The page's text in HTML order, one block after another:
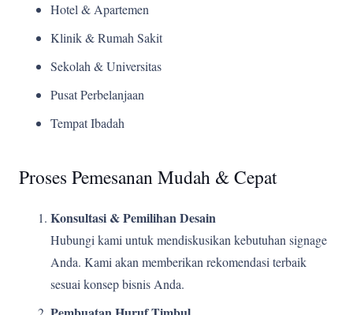
Hotel & Apartemen
Klinik & Rumah Sakit
Sekolah & Universitas
Pusat Perbelanjaan
Tempat Ibadah
Proses Pemesanan Mudah & Cepat
Konsultasi & Pemilihan Desain
Hubungi kami untuk mendiskusikan kebutuhan signage
Anda. Kami akan memberikan rekomendasi terbaik
sesuai konsep bisnis Anda.